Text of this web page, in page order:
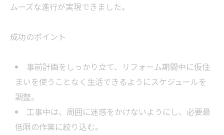
ムーズな進行が実現できました。
成功のポイント
事前計画をしっかり立て、リフォーム期間中に仮住
まいを使うことなく生活できるようにスケジュールを
調整。
工事中は、周囲に迷惑をかけないようにし、必要最
低限の作業に絞り込む。